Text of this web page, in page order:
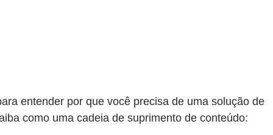
entender por que você precisa de uma solução de
como uma cadeia de suprimento de conteúdo: